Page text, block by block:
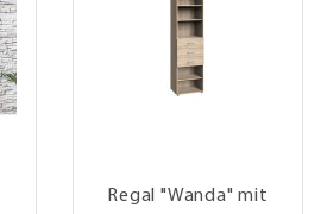
Regal "Wanda" mit